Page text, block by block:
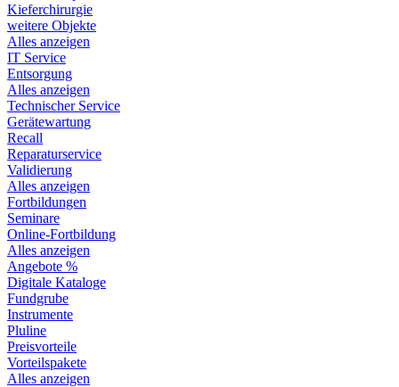
Kieferchirurgie
weitere Objekte
Alles anzeigen
IT Service
Entsorgung
Alles anzeigen
Technischer Service
Gerätewartung
Recall
Reparaturservice
Validierung
Alles anzeigen
Fortbildungen
Seminare
Online-Fortbildung
Alles anzeigen
Angebote %
Digitale Kataloge
Fundgrube
Instrumente
Pluline
Preisvorteile
Vorteilspakete
Alles anzeigen